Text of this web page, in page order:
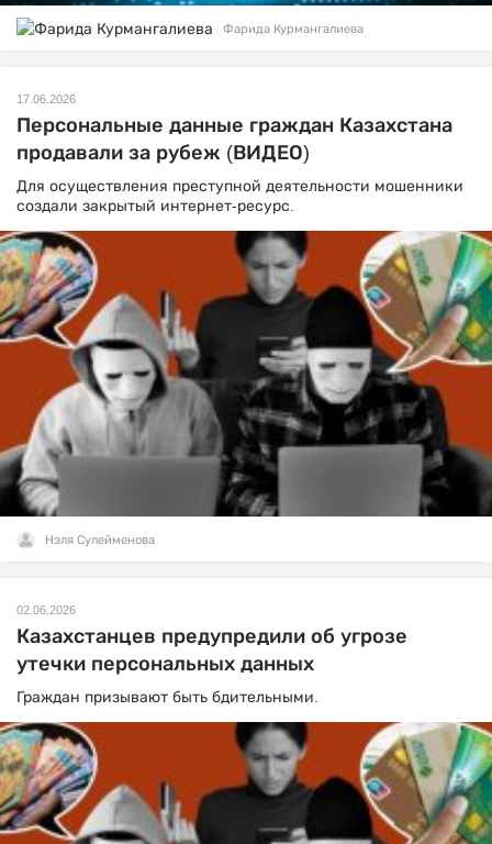
Фарида Курмангалиева
17.06.2026
Персональные данные граждан Казахстана
продавали за рубеж (ВИДЕО)
Для осуществления преступной деятельности мошенники
создали закрытый интернет-ресурс.
Нэля Сулейменова
02.06.2026
Казахстанцев предупредили об угрозе
утечки персональных данных
Граждан призывают быть бдительными.